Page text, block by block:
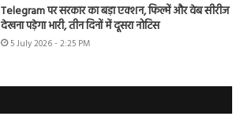
Telegram पर सरकार का बड़ा एक्शन, फिल्में और वेब सीरीज
देखना पड़ेगा भारी, तीन दिनों में दूसरा नोटिस
5 July 2026 - 2:25 PM